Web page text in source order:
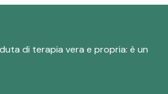
di terapia vera e propria: è un